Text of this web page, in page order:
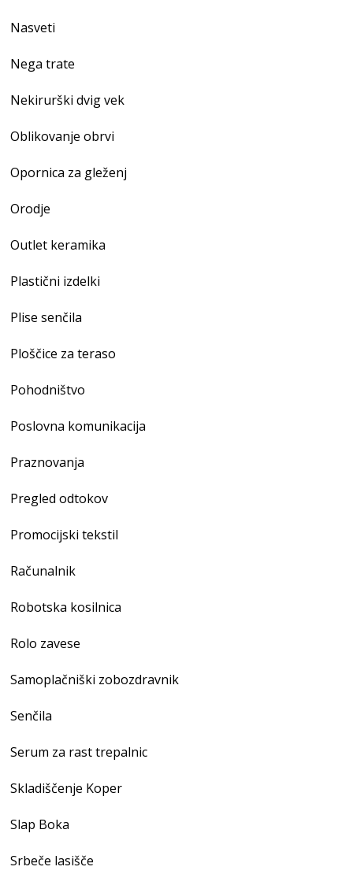
Nasveti
Nega trate
Nekirurški dvig vek
Oblikovanje obrvi
Opornica za gleženj
Orodje
Outlet keramika
Plastični izdelki
Plise senčila
Ploščice za teraso
Pohodništvo
Poslovna komunikacija
Praznovanja
Pregled odtokov
Promocijski tekstil
Računalnik
Robotska kosilnica
Rolo zavese
Samoplačniški zobozdravnik
Senčila
Serum za rast trepalnic
Skladiščenje Koper
Slap Boka
Srbeče lasišče